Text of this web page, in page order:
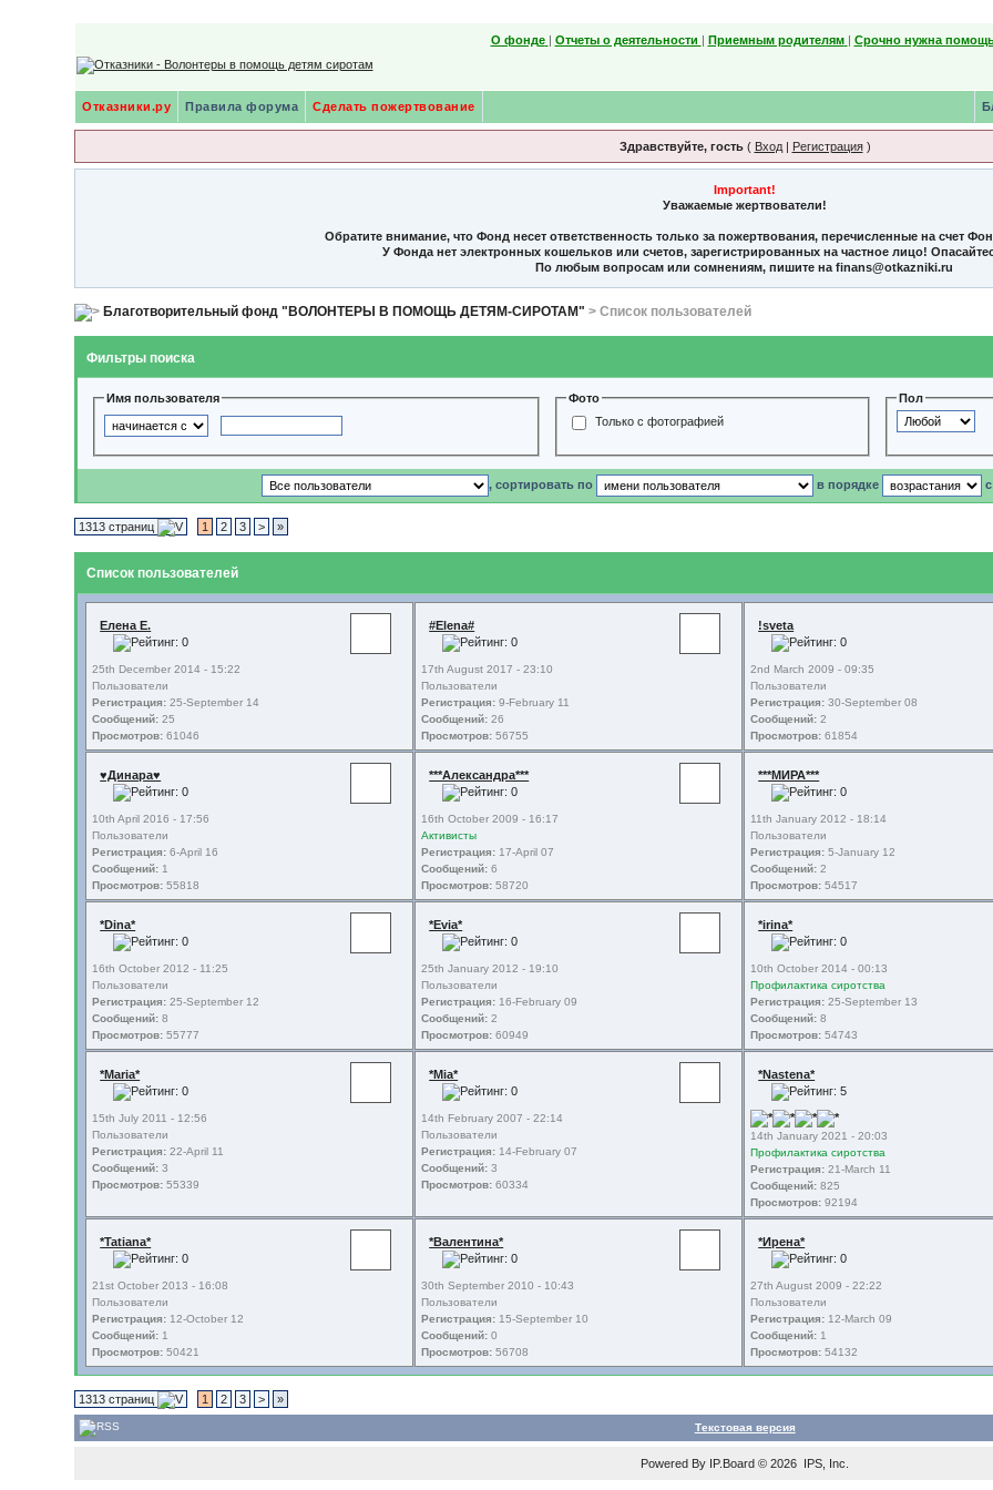
О фонде | Отчеты о деятельности | Приемным родителям | Срочно нужна
Отказники.ру Правила форума Сделать пожертвование
Здравствуйте, гость( Вход| Регистрация)
Important!
Уважаемые жертвователи!
Обратите внимание, что Фонд несет ответственность только за пожертвования, перечисленные на счет
У Фонда нет электронных кошельков или счетов, зарегистрированных на частное лицо!
По любым вопросам или сомнениям, пишите на finans@otkazniki.ru
Благотворительный фонд "ВОЛОНТЕРЫ В ПОМОЩЬ ДЕТЯМ-СИРОТАМ" > Список пользователей
Фильтры поиска
Имя пользователя
Фото
Только с фотографией
Пол
, сортировать по в порядке с
1313 страниц 1 2 3 > »
Список пользователей
Елена Е.
25th December 2014 - 15:22
Пользователи
Регистрация: 25-September 14
Сообщений: 25
Просмотров: 61046
#Elena#
17th August 2017 - 23:10
Пользователи
Регистрация: 9-February 11
Сообщений: 26
Просмотров: 56755
!sveta
2nd March 2009 - 09:35
Пользователи
Регистрация: 30-September 08
Сообщений: 2
Просмотров: 61854
♥Динара♥
10th April 2016 - 17:56
Пользователи
Регистрация: 6-April 16
Сообщений: 1
Просмотров: 55818
***Александра***
16th October 2009 - 16:17
Активисты
Регистрация: 17-April 07
Сообщений: 6
Просмотров: 58720
***МИРА***
11th January 2012 - 18:14
Пользователи
Регистрация: 5-January 12
Сообщений: 2
Просмотров: 54517
*Dina*
16th October 2012 - 11:25
Пользователи
Регистрация: 25-September 12
Сообщений: 8
Просмотров: 55777
*Evia*
25th January 2012 - 19:10
Пользователи
Регистрация: 16-February 09
Сообщений: 2
Просмотров: 60949
*irina*
10th October 2014 - 00:13
Профилактика сиротства
Регистрация: 25-September 13
Сообщений: 8
Просмотров: 54743
*Maria*
15th July 2011 - 12:56
Пользователи
Регистрация: 22-April 11
Сообщений: 3
Просмотров: 55339
*Mia*
14th February 2007 - 22:14
Пользователи
Регистрация: 14-February 07
Сообщений: 3
Просмотров: 60334
*Nastena*
14th January 2021 - 20:03
Профилактика сиротства
Регистрация: 21-March 11
Сообщений: 825
Просмотров: 92194
*Tatiana*
21st October 2013 - 16:08
Пользователи
Регистрация: 12-October 12
Сообщений: 1
Просмотров: 50421
*Валентина*
30th September 2010 - 10:43
Пользователи
Регистрация: 15-September 10
Сообщений: 0
Просмотров: 56708
*Ирена*
27th August 2009 - 22:22
Пользователи
Регистрация: 12-March 09
Сообщений: 1
Просмотров: 54132
1313 страниц 1 2 3 > »
Текстовая версия
Powered By IP.Board © 2026 IPS, Inc